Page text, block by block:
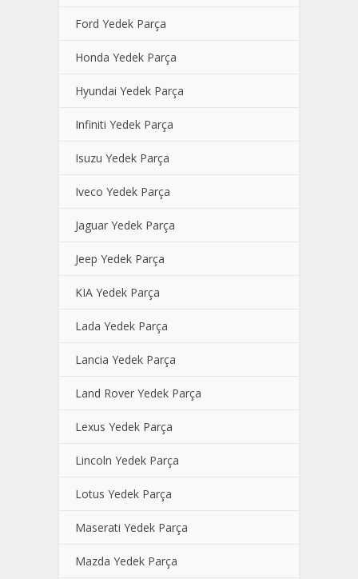
Ford Yedek Parça
Honda Yedek Parça
Hyundai Yedek Parça
Infiniti Yedek Parça
Isuzu Yedek Parça
Iveco Yedek Parça
Jaguar Yedek Parça
Jeep Yedek Parça
KIA Yedek Parça
Lada Yedek Parça
Lancia Yedek Parça
Land Rover Yedek Parça
Lexus Yedek Parça
Lincoln Yedek Parça
Lotus Yedek Parça
Maserati Yedek Parça
Mazda Yedek Parça